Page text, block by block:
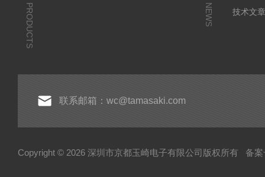
PRODUCTS NEWS
技术文
联系邮箱：wc@tamasaki.com
Copyright © 2026 深圳市京都玉崎电子有限公司版权所有 备案